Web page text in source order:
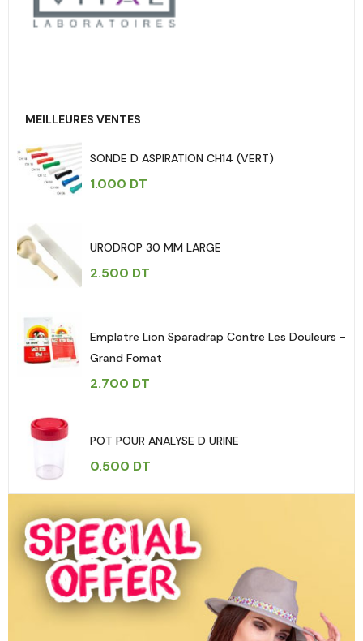
MEILLEURES VENTES
SONDE D ASPIRATION CH14 (VERT)
1.000 DT
URODROP 30 MM LARGE
2.500 DT
Emplatre Lion Sparadrap Contre Les Douleurs -
Grand Fomat
2.700 DT
POT POUR ANALYSE D URINE
0.500 DT